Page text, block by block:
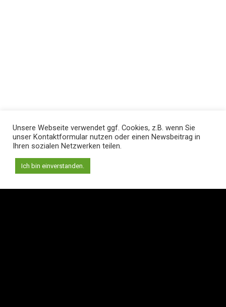
Unsere Webseite verwendet ggf. Cookies, z.B. wenn Sie
unser Kontaktformular nutzen oder einen Newsbeitrag in
Ihren sozialen Netzwerken teilen.
Ich bin einverstanden.